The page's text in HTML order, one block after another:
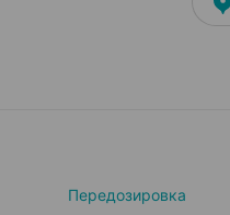
Передозировка